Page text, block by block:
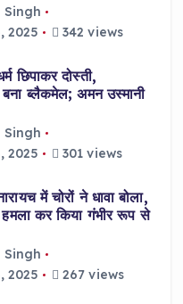
2025
342 views
छिपाकर दोस्ती,
ब्लैकमेल; अमन उस्मानी
2025
301 views
में चोरों ने धावा बोला,
हमला कर किया गंभीर रूप से
2025
267 views